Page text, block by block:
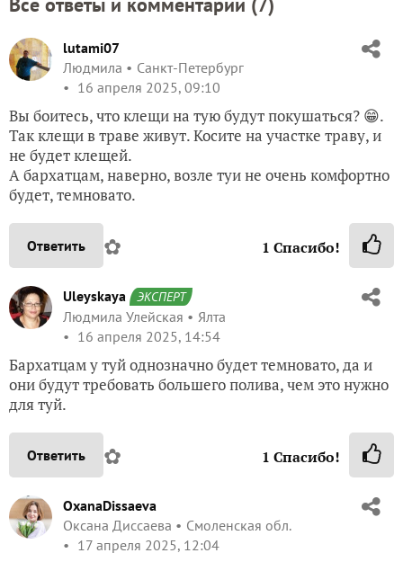
lutami07
Людмила
Санкт-Петербург
16 апреля 2025, 09:10
Вы боитесь, что клещи на тую будут покушаться? 😁.
Так клещи в траве живут. Косите на участке траву, и
не будет клещей.
А бархатцам, наверно, возле туи не очень комфортно
будет, темновато.
Ответить ✿ 1 Спасибо!
Uleyskaya ЭКСПЕРТ
Людмила Улейская
Ялта
16 апреля 2025, 14:54
Бархатцам у туй однозначно будет темновато, да и
они будут требовать большего полива, чем это нужно
для туй.
Ответить ✿ 1 Спасибо!
OxanaDissaeva
Оксана Диссаева
Смоленская обл.
17 апреля 2025, 12:04